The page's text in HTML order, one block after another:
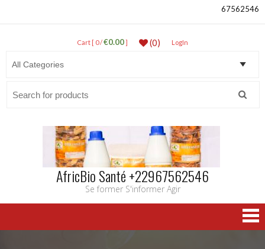
67562546
Cart [ 0 /€0.00] (0) LogIn
AfricBio Santé +22967562546
Se former S'informer Agir